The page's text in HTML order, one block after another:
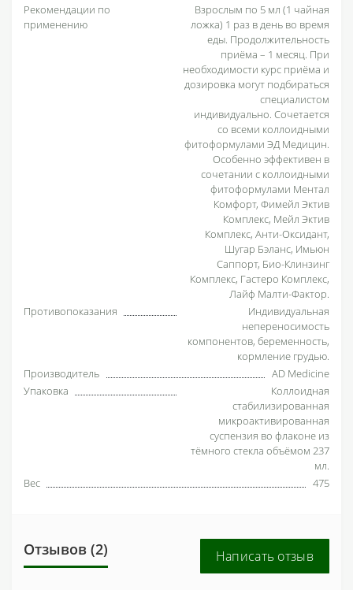
Рекомендации по
применению
Взрослым по 5 мл (1 чайная
ложка) 1 раз в день во время
еды. Продолжительность
приёма – 1 месяц. При
необходимости курс приёма и
дозировка могут подбираться
специалистом
индивидуально. Сочетается
со всеми коллоидными
фитоформулами ЭД Медицин.
Особенно эффективен в
сочетании с коллоидными
фитоформулами Ментал
Комфорт, Фимейл Эктив
Комплекс, Мейл Эктив
Комплекс, Анти-Оксидант,
Шугар Бэланс, Имьюн
Саппорт, Био-Клинзинг
Комплекс, Гастеро Комплекс,
Лайф Малти-Фактор.
Противопоказания
Индивидуальная
непереносимость
компонентов, беременность,
кормление грудью.
Производитель
AD Medicine
Упаковка
Коллоидная
стабилизированная
микроактивированная
суспензия во флаконе из
тёмного стекла объёмом 237
мл.
Вес
475
Отзывов (2) Написать отзыв